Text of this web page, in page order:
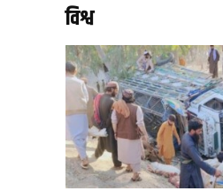
विश्व